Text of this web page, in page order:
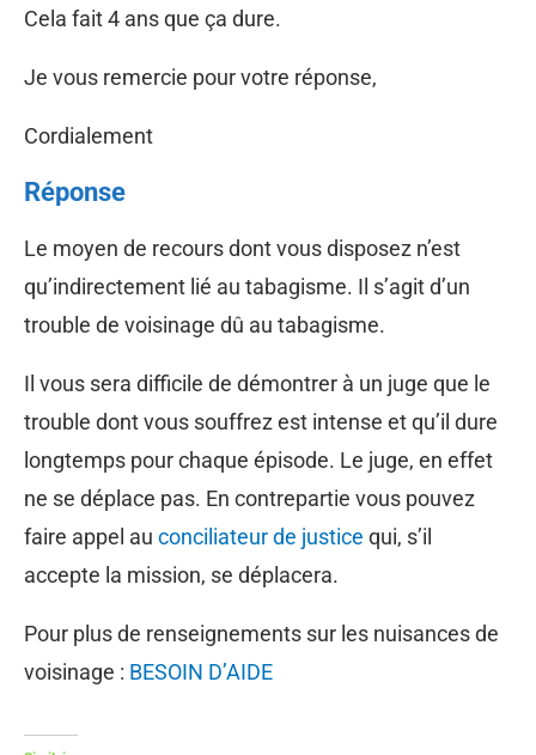
Cela fait 4 ans que ça dure.
Je vous remercie pour votre réponse,
Cordialement
Réponse
Le moyen de recours dont vous disposez n’est
qu’indirectement lié au tabagisme. Il s’agit d’un
trouble de voisinage dû au tabagisme.
Il vous sera difficile de démontrer à un juge que le
trouble dont vous souffrez est intense et qu’il dure
longtemps pour chaque épisode. Le juge, en effet
ne se déplace pas. En contrepartie vous pouvez
faire appel au conciliateur de justice qui, s’il
accepte la mission, se déplacera.
Pour plus de renseignements sur les nuisances de
voisinage : BESOIN D’AIDE